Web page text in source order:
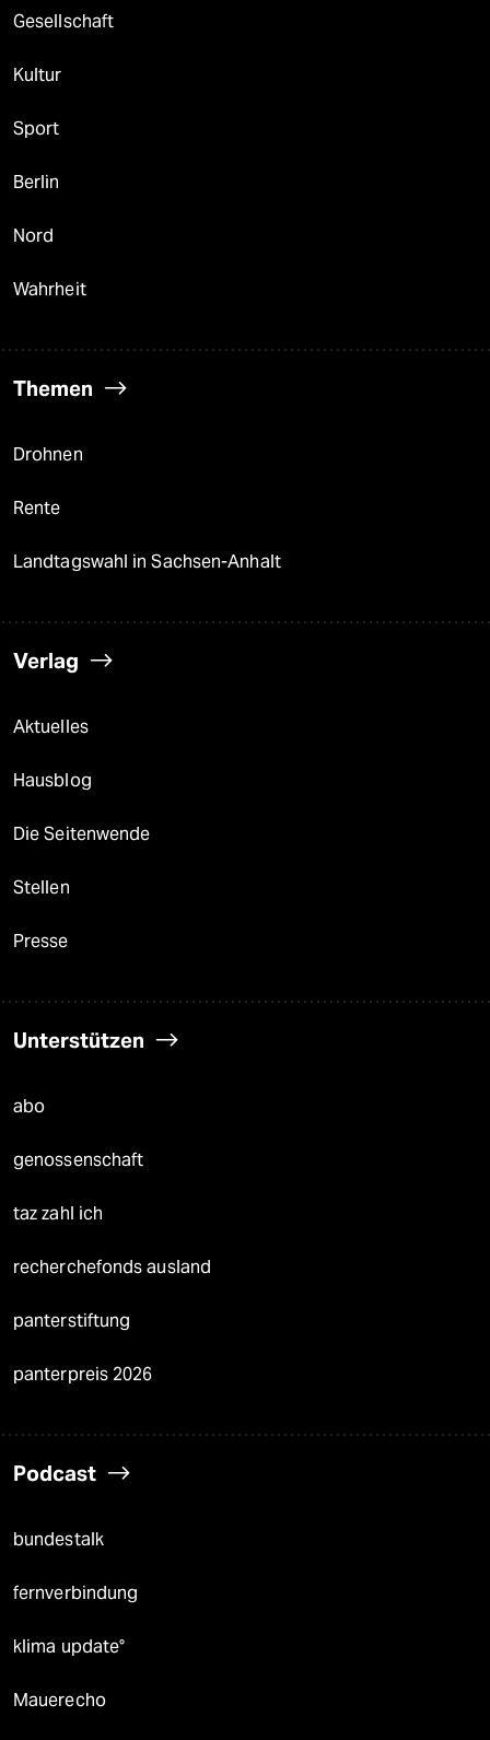
Gesellschaft
Kultur
Sport
Berlin
Nord
Wahrheit
Themen
Drohnen
Rente
Landtagswahl in Sachsen-Anhalt
Verlag
Aktuelles
Hausblog
Die Seitenwende
Stellen
Presse
Unterstützen
abo
genossenschaft
taz zahl ich
recherchefonds ausland
panterstiftung
panterpreis 2026
Podcast
bundestalk
fernverbindung
klima update°
Mauerecho